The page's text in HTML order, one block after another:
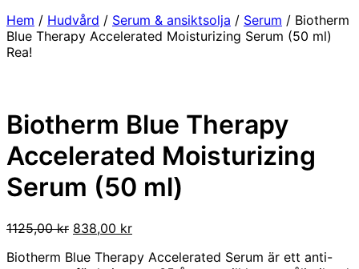
Hem / Hudvård / Serum & ansiktsolja / Serum / Biotherm
Blue Therapy Accelerated Moisturizing Serum (50 ml)
Rea!
Biotherm Blue Therapy
Accelerated Moisturizing
Serum (50 ml)
1125,00kr Det
priset
838,00 krDet
priset
Biotherm Blue Therapy Accelerated Serum är ett anti-